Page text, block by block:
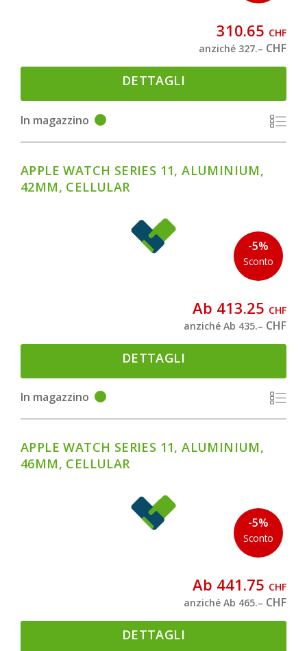
310.65 CHF
anziché 327.– CHF
DETTAGLI
In magazzino
-5%
Sconto
APPLE WATCH SERIES 11, ALUMINIUM,
42MM, CELLULAR
Ab 413.25 CHF
anziché Ab 435.– CHF
DETTAGLI
In magazzino
-5%
Sconto
APPLE WATCH SERIES 11, ALUMINIUM,
46MM, CELLULAR
Ab 441.75 CHF
anziché Ab 465.– CHF
DETTAGLI